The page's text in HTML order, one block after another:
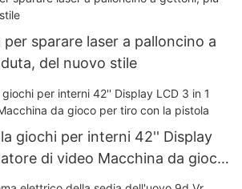
sparare laser a palloncino a
del nuovo stile
giochi per interni 42'' Display
di video Macchina da gioco